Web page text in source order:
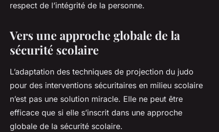
respect de l’intégrité de la personne.
Vers une approche globale de la
sécurité scolaire
L’adaptation des techniques de projection du judo
pour des interventions sécuritaires en milieu scolaire
n’est pas une solution miracle. Elle ne peut être
efficace que si elle s’inscrit dans une approche
globale de la sécurité scolaire.